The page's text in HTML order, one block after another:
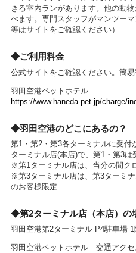
きる室内ランがあります。他の動
べます。専門スタッフがマンツー
等はサイトをご確認ください）
◆ご利用料金
公式サイトをご確認ください。簡易
羽田空港ペットホテル
https://www.haneda-pet.jp/charge/
◆羽田空港のどこにあるの？
第1・第2・第3各ターミナルに受
ターミナル店(本店)で、第1・第3は
※第1ターミナル店は、当分の間ク
※第3ターミナル店は、第3ターミ
のお客様限定
◆第2ターミナル店（本店）の
羽田空港第2ターミナル P4駐車場 1
羽田空港ペットホテル 交通アクセ